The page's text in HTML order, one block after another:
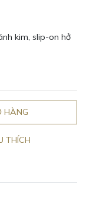
kim, slip-on hở
HÀNG
THÍCH